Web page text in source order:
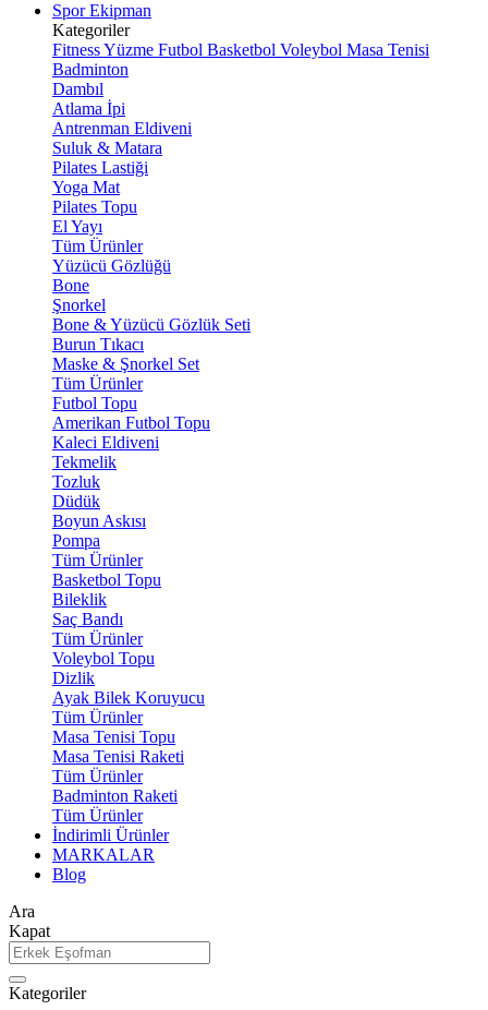
Spor Ekipman
Kategoriler
FitnessYüzme Futbol Basketbol Voleybol Masa Tenisi
Badminton
Dambıl
Atlama İpi
Antrenman Eldiveni
Suluk & Matara
Pilates Lastiği
Yoga Mat
Pilates Topu
El Yayı
Tüm Ürünler
Yüzücü Gözlüğü
Bone
Şnorkel
Bone & Yüzücü Gözlük Seti
Burun Tıkacı
Maske & Şnorkel Set
Tüm Ürünler
Futbol Topu
Amerikan Futbol Topu
Kaleci Eldiveni
Tekmelik
Tozluk
Düdük
Boyun Askısı
Pompa
Tüm Ürünler
Basketbol Topu
Bileklik
Saç Bandı
Tüm Ürünler
Voleybol Topu
Dizlik
Ayak Bilek Koruyucu
Tüm Ürünler
Masa Tenisi Topu
Masa Tenisi Raketi
Tüm Ürünler
Badminton Raketi
Tüm Ürünler
İndirimli Ürünler
MARKALAR
Blog
Ara
Kapat
Kategoriler